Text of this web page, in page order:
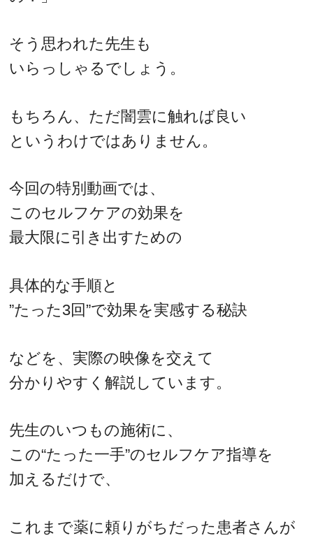
そう思われた先生も
いらっしゃるでしょう。
もちろん、ただ闇雲に触れば良い
というわけではありません。
今回の特別動画では、
このセルフケアの効果を
最大限に引き出すための
具体的な手順と
”たった3回”で効果を実感する秘訣
などを、実際の映像を交えて
分かりやすく解説しています。
先生のいつもの施術に、
この“たった一手”のセルフケア指導を
加えるだけで、
これまで薬に頼りがちだった患者さんが